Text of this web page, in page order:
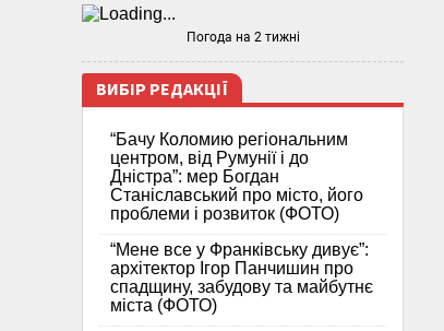
Погода на 2 тижні
ВИБІР РЕДАКЦІЇ
“Бачу Коломию регіональним
центром, від Румунії і до
Дністра”: мер Богдан
Станіславський про місто, його
проблеми і розвиток (ФОТО)
“Мене все у Франківську дивує”:
архітектор Ігор Панчишин про
спадщину, забудову та майбутнє
міста (ФОТО)